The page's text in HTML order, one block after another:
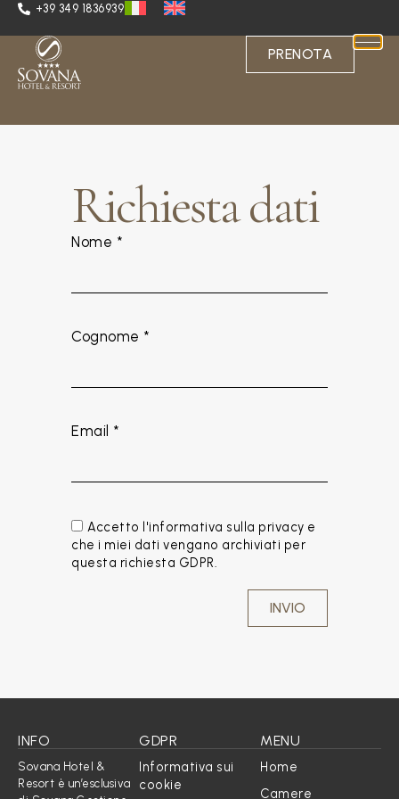
+39 349 1836939
PRENOTA
Richiesta dati
Nome *
Cognome *
Email *
Accetto l'informativa sulla privacy e
che i miei dati vengano archiviati per
questa richiesta GDPR.
INFO
Sovana Hotel &
Resort è un’esclusiva
GDPR
Informativa sui
cookie
MENU
Home
Camere